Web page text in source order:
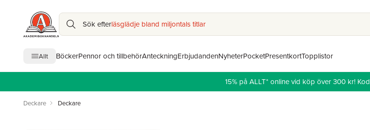
Sök efterläsglädje bland miljontals titlar
Allt BöckerPennor och tillbehörAnteckningErbjudandenNyheterPocketPresentkortTopplistor
15% på ALLT* online vid köp över 300 kr! Kod
Deckare Deckare